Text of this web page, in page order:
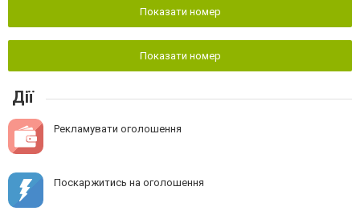
Показати номер
Показати номер
Дії
Рекламувати оголошення
Поскаржитись на оголошення